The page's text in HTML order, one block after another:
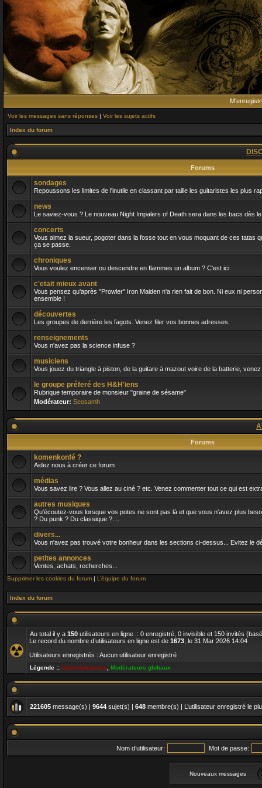
Voir les messages sans réponses | Voir les sujets actifs
Index du forum
Forums
sondages
Repoussons les limites de l'inutile en classant par taille les guitaristes les plus
news
Le saviez-vous ? Le nouveau Night Impalers of Death sera dans les bacs dès
concerts
Vous aimez la sueur, pogoter dans la fosse tout en vous moquant de ces tatas
ça se passe.
chroniques
Vous voulez encenser ou descendre en flammes un album ? C'est ici.
c'etait mieux avant
Vous pensez qu'après "Prowler" Iron Maiden n'a rien fait de bon. Ni eux ni
ensemble !
découvertes
Les groupes de derrière les fagots. Venez filer vos bonnes adresses.
renseignements
Vous n'avez pas la science infuse ?
musiciens
Vous jouez du triangle à piston, de la guitare à mazout voire de la batterie,
le groupe préferé des H&H'iens
Rubrique temporaire de monsieur "graine de sésame"
Modérateur: Seosamh
Forums
komenkonfé ?
Aidez nous à créer ce forum
médias
Vous savez lire ? Vous allez au ciné ? etc. Venez commenter tout ce qui est
autres musiques
Qu'écoutez-vous lorsque vos potes ne sont pas là et que vous n'avez plus
? Du punk ? Du classique ?....
divers...
Vous n'avez pas trouvé votre bonheur dans les sections ci-dessus... Evitez le
petites annonces
Ventes, achats, recherches...
Supprimer les cookies du forum | L’équipe du forum
Index du forum
Au total il y a 150 utilisateurs en ligne :: 0 enregistré, 0 invisible et 150 invités
Le record du nombre d’utilisateurs en ligne est de 1673 , le 31 Mar 2026 14:04
Utilisateurs enregistrés : Aucun utilisateur enregistré
Légende :: Administrateurs Modérateurs globaux
221605 message(s) | 9644 sujet(s) | 648 membre(s) | L’utilisateur enregistré le
Nom d’utilisateur: Mot de passe:
Nouveaux messages